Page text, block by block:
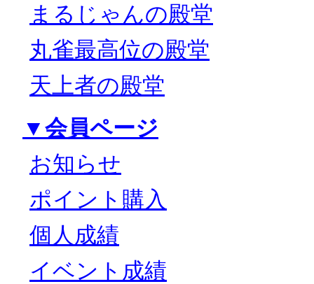
まるじゃんの殿堂
丸雀最高位の殿堂
天上者の殿堂
▼会員ページ
お知らせ
ポイント購入
個人成績
イベント成績